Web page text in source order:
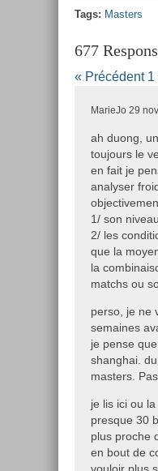
Tags: Mast­ers
677
« Précédent 1
MarieJo 29
ah duong,
toujours le
en fait je
analyser
1/ son
2/ les
que la
la
matchs ou
perso, je ne
semaines
je pense
shanghai.
masters.
je lis ici ou
presque 30
plus proche
en bout de